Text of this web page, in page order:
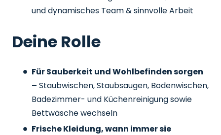
und dynamisches Team & sinnvolle Arbeit
Deine Rolle
Für Sauberkeit und Wohlbefinden sorgen
– Staubwischen, Staubsaugen, Bodenwischen,
Badezimmer- und Küchenreinigung sowie
Bettwäsche wechseln
Frische Kleidung, wann immer sie